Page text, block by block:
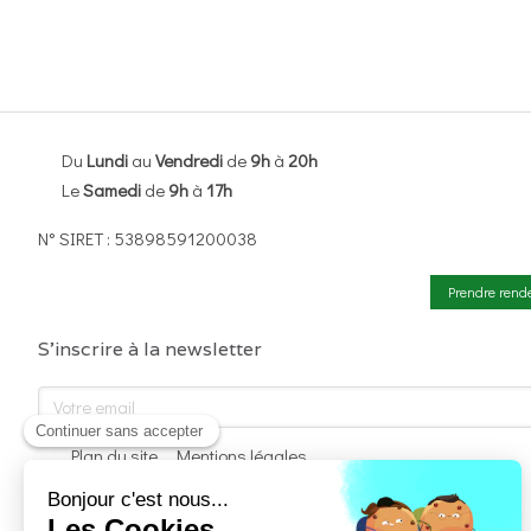
Du Lundi au Vendredi de 9h à 20h
LeSamedi de 9h à 17h
N° SIRET : 53898591200038
Prendre
S'inscrire à la newsletter
Votre email
Plan du site Mentions légales